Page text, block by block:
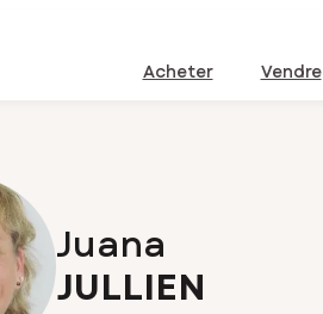
Acheter Vendre
Juana
JULLIEN